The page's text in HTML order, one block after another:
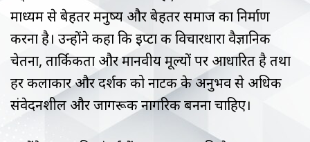
माध्यम से बेहतर मनुष्य और बेहतर समाज का निर्माण
करना है। उन्होंने कहा कि इप्टा की विचारधारा वैज्ञानिक
चेतना, तार्किकता और मानवीय मूल्यों पर आधारित है तथा
हर कलाकार और दर्शक को नाटक के अनुभव से अधिक
संवेदनशील और जागरूक नागरिक बनना चाहिए।